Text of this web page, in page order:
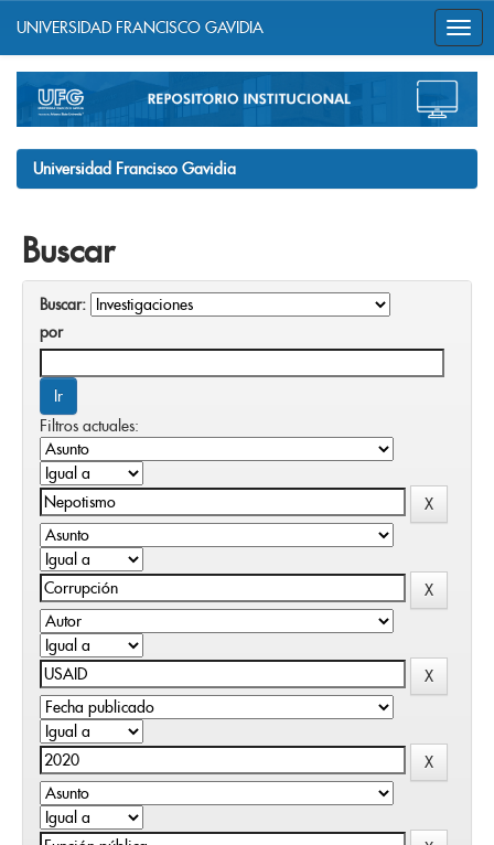
navigation
UNIVERSIDAD FRANCISCO GAVIDIA
Universidad Francisco Gavidia
Buscar
Buscar:
por
Filtros actuales: